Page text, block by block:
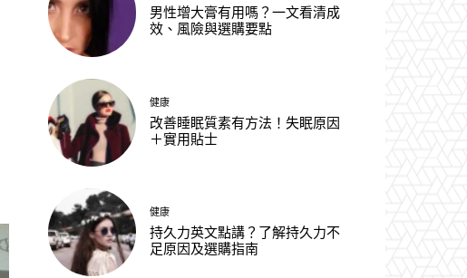
男性增大膏有用嗎？一文看清成
效、風險與選購要點
健康
改善睡眠質素有方法！失眠原因
＋實用貼士
健康
持久力英文點講？了解持久力不
足原因及選購指南